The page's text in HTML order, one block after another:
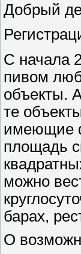
Добрый
С начала
пивом
объекты.
те
имеющие
площадь
можно
барах,
О